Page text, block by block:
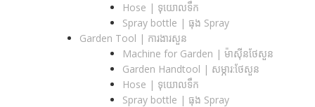
Hose | ទុយោលទឹក
Spray bottle | ធុង Spray
Garden Tool | ការងារសួន
Machine for Garden | ម៉ាស៊ីនថែសួន
Garden Handtool | សម្ភារ:ថែសួន
Hose | ទុយោលទឹក
Spray bottle | ធុង Spray